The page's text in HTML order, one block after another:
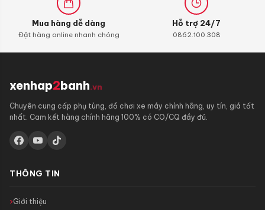
Mua hàng dễ dàng
Đặt hàng online nhanh chóng
Hỗ trợ 24/7
0862.100.308
xenhap2banh.vn
Chuyên cung cấp phụ tùng, đồ chơi xe máy chính hãng, uy tín, giá tốt
nhất. Cam kết hàng chính hãng 100% có CO/CQ đầy đủ.
THÔNG TIN
Giới thiệu